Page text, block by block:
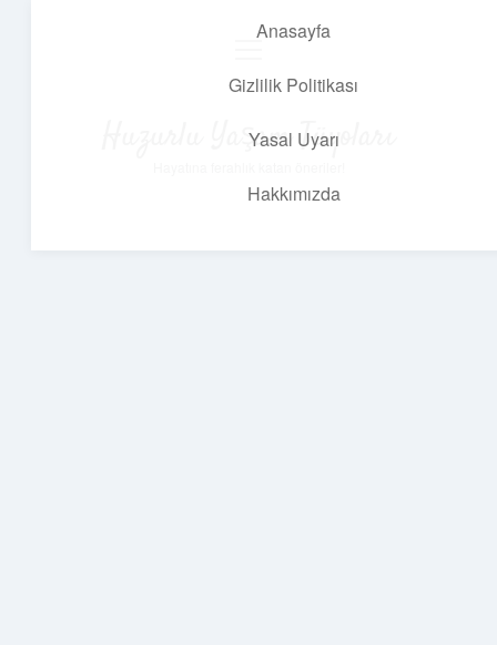
Anasayfa
Gizlilik Politikası
Yasal Uyarı
Hakkımızda
Huzurlu Yaşam Tüyoları